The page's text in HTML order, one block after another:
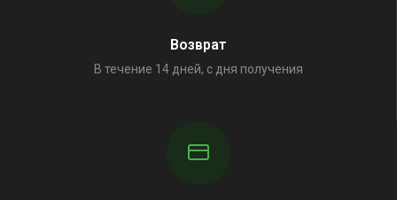
Возврат
В течение 14 дней, с дня получения